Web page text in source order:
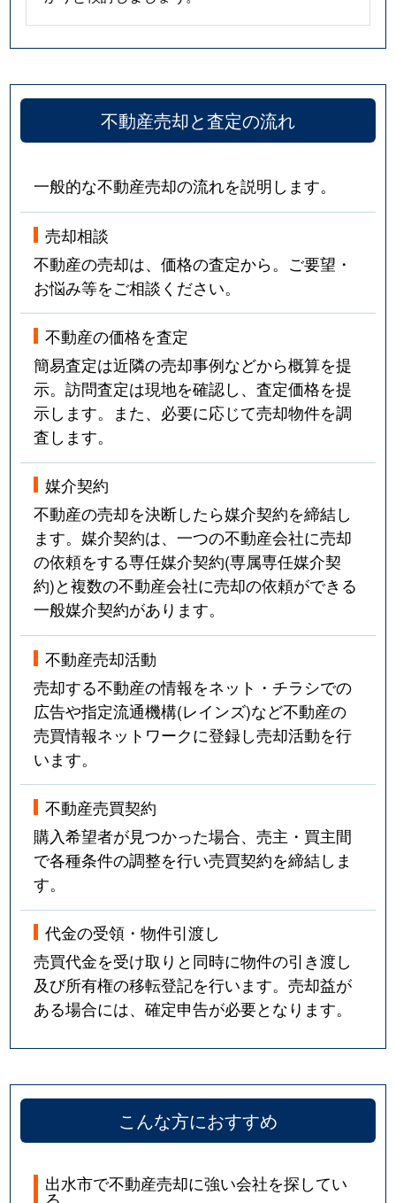
不動産売却と査定の流れ
一般的な不動産売却の流れを説明します。
売却相談
不動産の売却は、価格の査定から。ご要望・
お悩み等をご相談ください。
不動産の価格を査定
簡易査定は近隣の売却事例などから概算を提
示。訪問査定は現地を確認し、査定価格を提
示します。また、必要に応じて売却物件を調
査します。
媒介契約
不動産の売却を決断したら媒介契約を締結し
ます。媒介契約は、一つの不動産会社に売却
の依頼をする専任媒介契約(専属専任媒介契
約)と複数の不動産会社に売却の依頼ができる
一般媒介契約があります。
不動産売却活動
売却する不動産の情報をネット・チラシでの
広告や指定流通機構(レインズ)など不動産の
売買情報ネットワークに登録し売却活動を行
います。
不動産売買契約
購入希望者が見つかった場合、売主・買主間
で各種条件の調整を行い売買契約を締結しま
す。
代金の受領・物件引渡し
売買代金を受け取りと同時に物件の引き渡し
及び所有権の移転登記を行います。売却益が
ある場合には、確定申告が必要となります。
こんな方におすすめ
出水市で不動産売却に強い会社を探してい
る